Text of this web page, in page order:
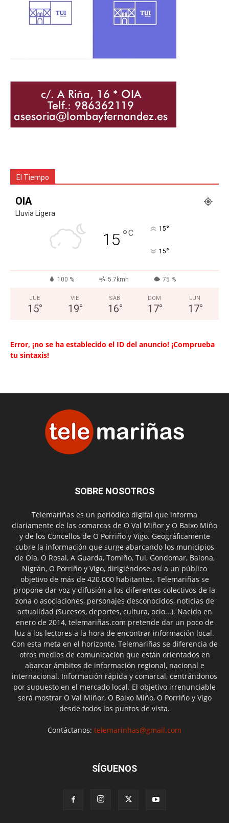
El Tiempo
OIA
Lluvia Ligera
15 °C 15°
15°
100 % 5.7kmh 75 %
JUE
15°
VIE
19°
SAB
16°
DOM
17°
LUN
17°
Error, ¡no se ha establecido el ID del anuncio! ¡Comprueba
tu sintaxis!
SOBRE NOSOTROS
Telemariñas es un periódico digital que informa
diariamente de las comarcas de O Val Miñor y O Baixo Miño
y de los Concellos de O Porriño y Vigo. Geográficamente
cubre la información que surge abarcando los municipios
de Oia, O Rosal, A Guarda, Tomiño, Tui, Gondomar, Baiona,
Nigrán, O Porriño y Vigo, dirigiéndose así a un público
objetivo de más de 420.000 habitantes. Telemariñas se
propone dar voz y difusión a los diferentes colectivos de la
zona o asociaciones, personajes desconocidos, noticias de
actualidad (Sucesos, deportes, cultura, ocio...). Nacida en
enero de 2014, telemariñas.com pretende dar un poco de
luz a los lectores a la hora de encontrar información local.
Con esta meta en el horizonte, Telemariñas se diferencia de
otros medios de comunicación que están orientados en
abarcar ámbitos de información regional, nacional e
internacional. Información rápida y comarcal, centrándonos
por supuesto en el mercado local. El objetivo irrenunciable
será mostrar O Val Miñor, O Baixo Miño, O Porriño y Vigo
desde todos los puntos de vista.
Contáctanos: telemarinhas@gmail.com
SÍGUENOS